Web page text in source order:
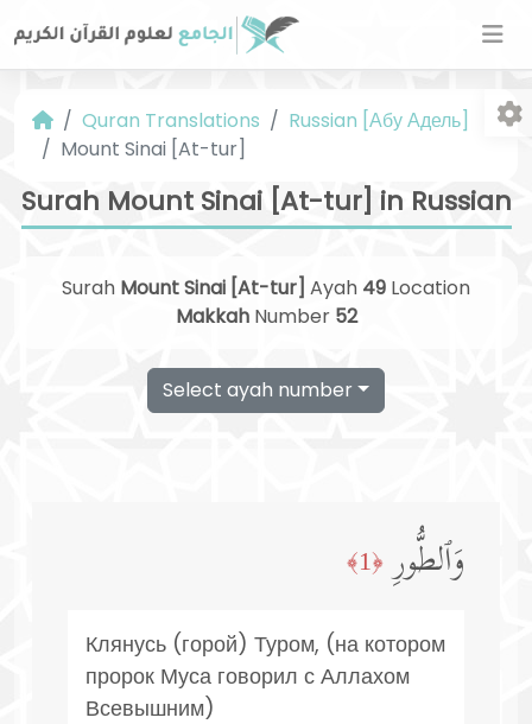
Quran Translations
Russian [Абу Адель]
Mount Sinai [At-tur]
Surah Mount Sinai [At-tur] in Russian
Surah Mount Sinai [At-tur] Ayah 49 Location
MakkahNumber 52
Select ayah number
وَٱلطُّورِ ﴿1﴾
Клянусь (горой) Туром, (на котором
пророк Муса говорил с Аллахом
Всевышним)